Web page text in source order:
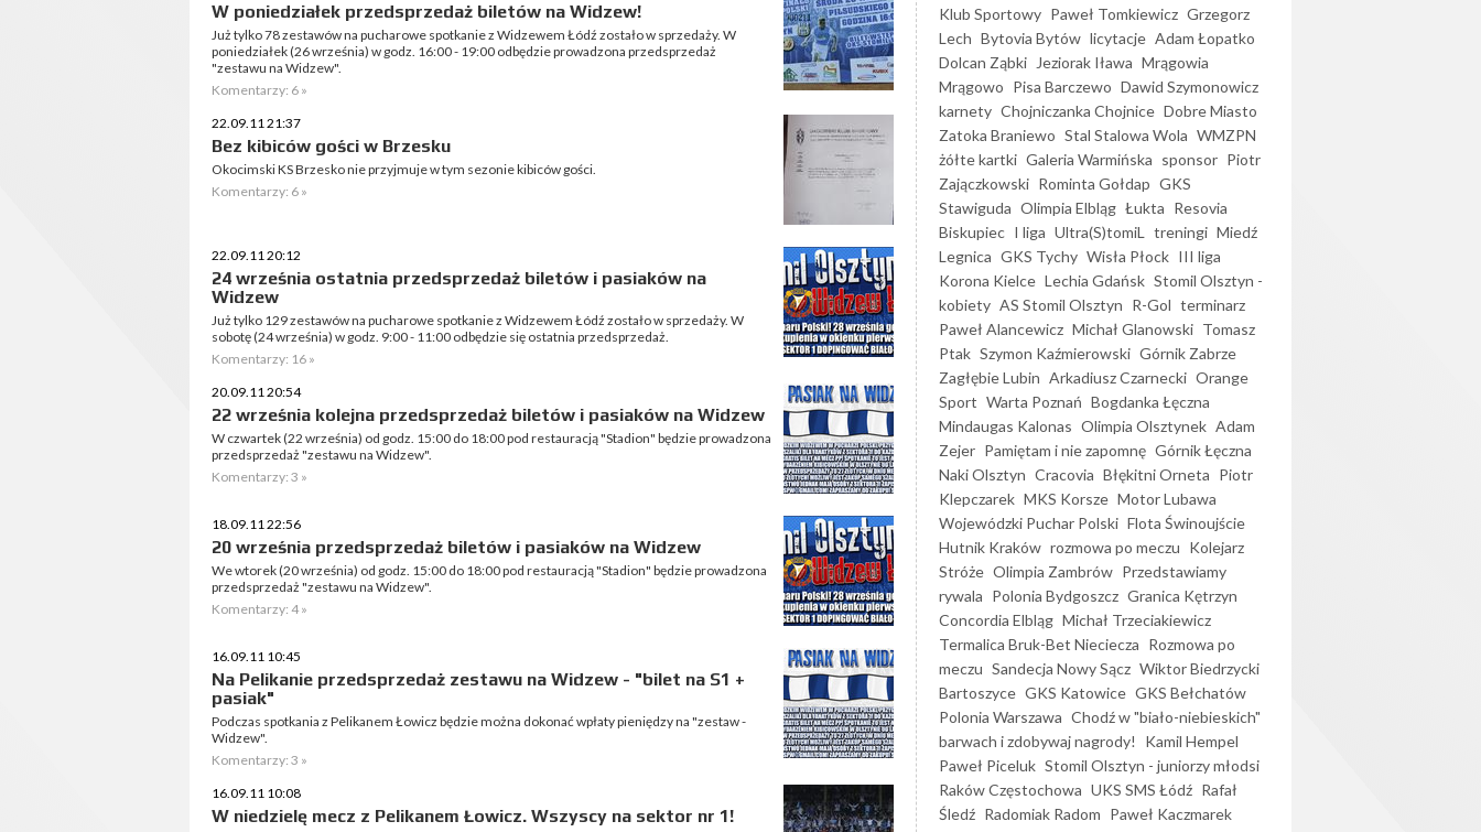
W poniedziałek przedsprzedaż biletów na Widzew!
Już tylko 78 zestawów na pucharowe spotkanie z Widzewem Łódź zostało w sprzedaży. W
poniedziałek (26 września) w godz. 16:00 - 19:00 odbędzie prowadzona przedsprzedaż
"zestawu na Widzew".
Komentarzy: 6 »
22.09.11 21:37
Bez kibiców gości w Brzesku
Okocimski KS Brzesko nie przyjmuje w tym sezonie kibiców gości.
Komentarzy: 6 »
22.09.11 20:12
24 września ostatnia przedsprzedaż biletów i pasiaków na
Widzew
Już tylko 129 zestawów na pucharowe spotkanie z Widzewem Łódź zostało w sprzedaży. W
sobotę (24 września) w godz. 9:00 - 11:00 odbędzie się ostatnia przedsprzedaż.
Komentarzy: 16 »
20.09.11 20:54
22 września kolejna przedsprzedaż biletów i pasiaków na Widzew
W czwartek (22 września) od godz. 15:00 do 18:00 pod restauracją "Stadion" będzie prowadzona
przedsprzedaż "zestawu na Widzew".
Komentarzy: 3 »
18.09.11 22:56
20 września przedsprzedaż biletów i pasiaków na Widzew
We wtorek (20 września) od godz. 15:00 do 18:00 pod restauracją "Stadion" będzie prowadzona
przedsprzedaż "zestawu na Widzew".
Komentarzy: 4 »
16.09.11 10:45
Na Pelikanie przedsprzedaż zestawu na Widzew - "bilet na S1 +
pasiak"
Podczas spotkania z Pelikanem Łowicz będzie można dokonać wpłaty pieniędzy na "zestaw -
Widzew".
Komentarzy: 3 »
16.09.11 10:08
W niedzielę mecz z Pelikanem Łowicz. Wszyscy na sektor nr 1!
Klub Sportowy Paweł Tomkiewicz Grzegorz
Lech Bytovia Bytów licytacje Adam Łopatko
Dolcan Ząbki
Jeziorak Iława Mrągowia
Mrągowo Pisa Barczewo Dawid Szymonowicz
karnety Chojniczanka Chojnice Dobre Miasto
Zatoka Braniewo Stal Stalowa Wola WMZPN
żółte kartki Galeria Warmińska sponsor Piotr
Zajączkowski Rominta Gołdap GKS
Stawiguda Olimpia Elbląg Łukta Resovia
Biskupiec I liga Ultra(S)tomiL treningi Miedź
Legnica GKS Tychy Wisła Płock III liga
Korona Kielce Lechia Gdańsk Stomil Olsztyn -
kobiety AS Stomil Olsztyn R-Gol terminarz
Paweł Alancewicz Michał Glanowski Tomasz
Ptak Szymon Kaźmierowski Górnik Zabrze
Zagłębie Lubin Arkadiusz Czarnecki Orange
Sport Warta Poznań Bogdanka Łęczna
Mindaugas Kalonas Olimpia Olsztynek Adam
Zejer Pamiętam i nie zapomnę Górnik Łęczna
Naki Olsztyn Cracovia Błękitni Orneta Piotr
Klepczarek MKS Korsze Motor Lubawa
Wojewódzki Puchar Polski Flota Świnoujście
Hutnik Kraków rozmowa po meczu Kolejarz
Stróże Olimpia Zambrów Przedstawiamy
rywala Polonia Bydgoszcz Granica Kętrzyn
Concordia Elbląg Michał Trzeciakiewicz
Termalica Bruk-Bet Nieciecza Rozmowa po
meczu Sandecja Nowy Sącz Wiktor Biedrzycki
Bartoszyce GKS Katowice GKS Bełchatów
Polonia Warszawa Chodź w "biało-niebieskich"
barwach i zdobywaj nagrody!
Kamil Hempel
Paweł Piceluk Stomil Olsztyn - juniorzy młodsi
Raków Częstochowa UKS SMS Łódź Rafał
Śledź Radomiak Radom Paweł Kaczmarek